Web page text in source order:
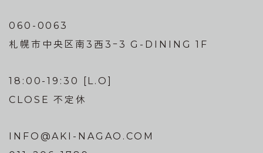
060-0063
札幌市中央区南3西3ｰ3 G-DINING 1F
18:00-19:30 [L.O]
CLOSE 不定休
INFO@AKI-NAGAO.COM